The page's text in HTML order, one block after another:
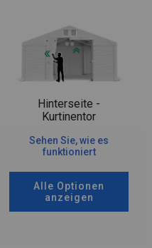
Hinterseite -
Kurtinentor
Sehen Sie, wie es
funktioniert
Alle Optionen
anzeigen